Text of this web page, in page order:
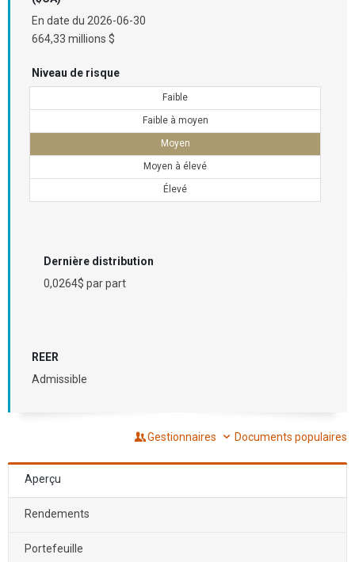
En date du 2026-06-30
664,33 millions $
Niveau de risque
Faible
Faible à moyen
Moyen
Moyen à élevé
Élevé
Dernière distribution
0,0264$ par part
REER
Admissible
Gestionnaires Documents populaires
Aperçu
Rendements
Portefeuille